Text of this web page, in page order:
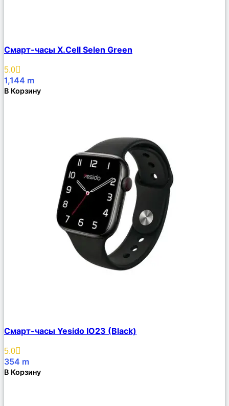
Описание
Избранное
Смарт-часы X.Cell Selen Green
5.0
1,144 m
В Корзину
Описание
Избранное
Смарт-часы Yesido IO23 (Black)
5.0
354 m
В Корзину